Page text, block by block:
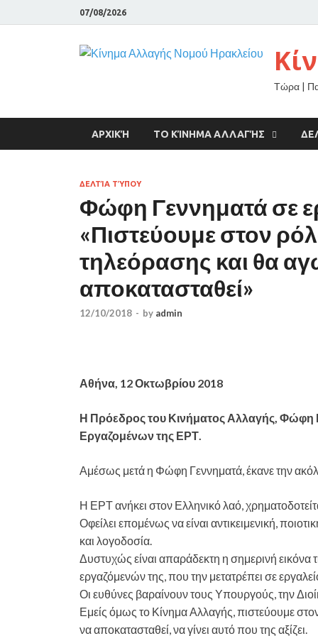
07/08/2026
Τώρα |
ΑΡΧΙΚΉ ΤΟ ΚΊΝΗΜΑ ΑΛΛΑΓΉΣ
ΔΕΛΤΊΑ ΤΎΠΟΥ
Φώφη Γεννηματά σε
«Πιστεύουμε στον
τηλεόρασης και θα
αποκατασταθεί»
12/10/2018 - by admin
Αθήνα, 12 Οκτωβρίου 2018
Η Πρόεδρος του Κινήματος Αλλαγής,
Εργαζομένων της ΕΡΤ.
Αμέσως μετά η Φώφη Γεννηματά, έκανε την
Η ΕΡΤ ανήκει στον Ελληνικό λαό,
Οφείλει επομένως να είναι αντικειμενική,
και λογοδοσία.
Δυστυχώς είναι απαράδεκτη η σημερινή εικόνα
εργαζόμενών της, που την μετατρέπει σε
Οι ευθύνες βαραίνουν τους Υπουργούς, την
Εμείς όμως το Κίνημα Αλλαγής, πιστεύουμε
να αποκατασταθεί, να γίνει αυτό που της αξίζει.